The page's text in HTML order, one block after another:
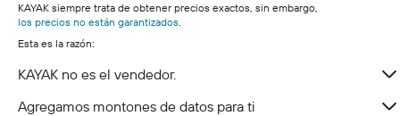
KAYAK siempre trata de obtener precios exactos, sin embargo,
los precios no están garantizados.
Esta es la razón:
KAYAK no es el vendedor.
Agregamos montones de datos para ti